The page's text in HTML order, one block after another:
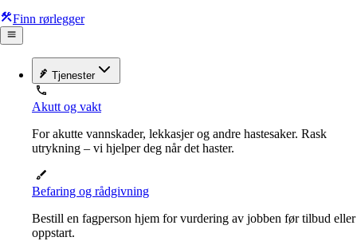
Finn rørlegger
Tjenester
Akutt og vakt
For akutte vannskader, lekkasjer og andre hastesaker. Rask
utrykning – vi hjelper deg når det haster.
Befaring og rådgivning
Bestill en fagperson hjem for vurdering av jobben før tilbud eller
oppstart.